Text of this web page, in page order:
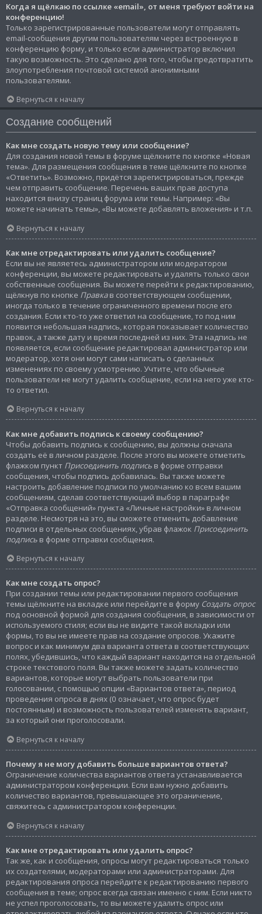
Когда я щёлкаю по ссылке «email», от меня требуют войти на
конференцию!
Только зарегистрированные пользователи могут отправлять
email-сообщения другим пользователям через встроенную в
конференцию форму, и только если администратор включил
такую возможность. Это сделано для того, чтобы предотвратить
злоупотребления почтовой системой анонимными
пользователями.
Вернуться к началу
Создание сообщений
Как мне создать новую тему или сообщение?
Для создания новой темы в форуме щёлкните по кнопке «Новая
тема». Для размещения сообщения в теме щёлкните по кнопке
«Ответить». Возможно, придётся зарегистрироваться, прежде
чем отправить сообщение. Перечень ваших прав доступа
находится внизу страниц форума или темы. Например: «Вы
можете начинать темы», «Вы можете добавлять вложения» и т.п.
Вернуться к началу
Как мне отредактировать или удалить сообщение?
Если вы не являетесь администратором или модератором
конференции, вы можете редактировать и удалять только свои
собственные сообщения. Вы можете перейти к редактированию,
щёлкнув по кнопке Правкав соответствующем сообщении,
иногда только в течение ограниченного времени после его
создания. Если кто-то уже ответил на сообщение, то под ним
появится небольшая надпись, которая показывает количество
правок, а также дату и время последней из них. Эта надпись не
появляется, если сообщение редактировал администратор или
модератор, хотя они могут сами написать о сделанных
изменениях по своему усмотрению. Учтите, что обычные
пользователи не могут удалить сообщение, если на него уже кто-
то ответил.
Вернуться к началу
Как мне добавить подпись к своему сообщению?
Чтобы добавить подпись к сообщению, вы должны сначала
создать её в личном разделе. После этого вы можете отметить
флажком пункт Присоединить подпись в форме отправки
сообщения, чтобы подпись добавилась. Вы также можете
настроить добавление подписи по умолчанию ко всем вашим
сообщениям, сделав соответствующий выбор в параграфе
«Отправка сообщений» пункта «Личные настройки» в личном
разделе. Несмотря на это, вы сможете отменить добавление
подписи в отдельных сообщениях, убрав флажок Присоединить
подпись в форме отправки сообщения.
Вернуться к началу
Как мне создать опрос?
При создании темы или редактировании первого сообщения
темы щёлкните на вкладке или перейдите в форму Создать опрос
под основной формой для создания сообщения, в зависимости от
используемого стиля; если вы не видите такой вкладки или
формы, то вы не имеете прав на создание опросов. Укажите
вопрос и как минимум два варианта ответа в соответствующих
полях, убедившись, что каждый вариант находится на отдельной
строке текстового поля. Вы также можете задать количество
вариантов, которые могут выбрать пользователи при
голосовании, с помощью опции «Вариантов ответа», период
проведения опроса в днях (0 означает, что опрос будет
постоянным) и возможность пользователей изменять вариант,
за который они проголосовали.
Вернуться к началу
Почему я не могу добавить больше вариантов ответа?
Ограничение количества вариантов ответа устанавливается
администратором конференции. Если вам нужно добавить
количество вариантов, превышающее это ограничение,
свяжитесь с администратором конференции.
Вернуться к началу
Как мне отредактировать или удалить опрос?
Так же, как и сообщения, опросы могут редактироваться только
их создателями, модераторами или администраторами. Для
редактирования опроса перейдите к редактированию первого
сообщения в теме; опрос всегда связан именно с ним. Если никто
не успел проголосовать, то вы можете удалить опрос или